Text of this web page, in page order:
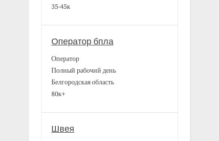
35-45к
Оператор бпла
Оператор
Полный рабочий день
Белгородская область
80к+
Швея